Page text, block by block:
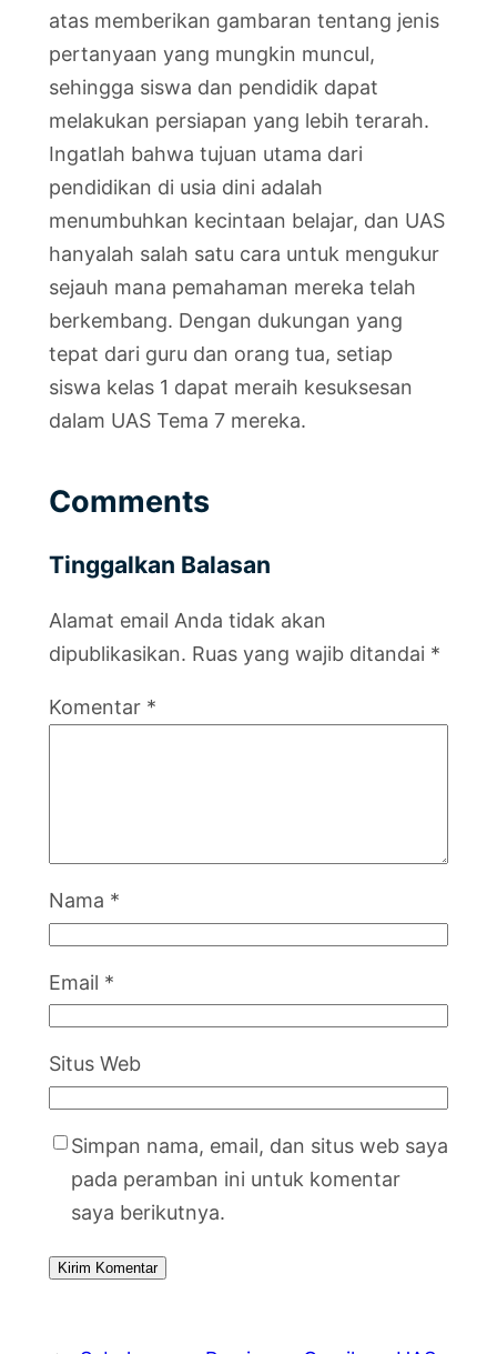
atas memberikan gambaran tentang jenis
pertanyaan yang mungkin muncul,
sehingga siswa dan pendidik dapat
melakukan persiapan yang lebih terarah.
Ingatlah bahwa tujuan utama dari
pendidikan di usia dini adalah
menumbuhkan kecintaan belajar, dan UAS
hanyalah salah satu cara untuk mengukur
sejauh mana pemahaman mereka telah
berkembang. Dengan dukungan yang
tepat dari guru dan orang tua, setiap
siswa kelas 1 dapat meraih kesuksesan
dalam UAS Tema 7 mereka.
Comments
Tinggalkan Balasan
Alamat email Anda tidak akan
dipublikasikan. Ruas yang wajib ditandai *
Komentar *
Nama *
Email *
Situs Web
Simpan nama, email, dan situs web saya
pada peramban ini untuk komentar
saya berikutnya.